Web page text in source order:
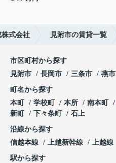
式会社 見附市の賃貸一覧
市区町村から探す
見附市
長岡市 三条市 燕市
町名から探す
本町
学校町 本所 南本町
新町
下々条町 石上
沿線から探す
信越本線
上越新幹線 上越線
駅から探す